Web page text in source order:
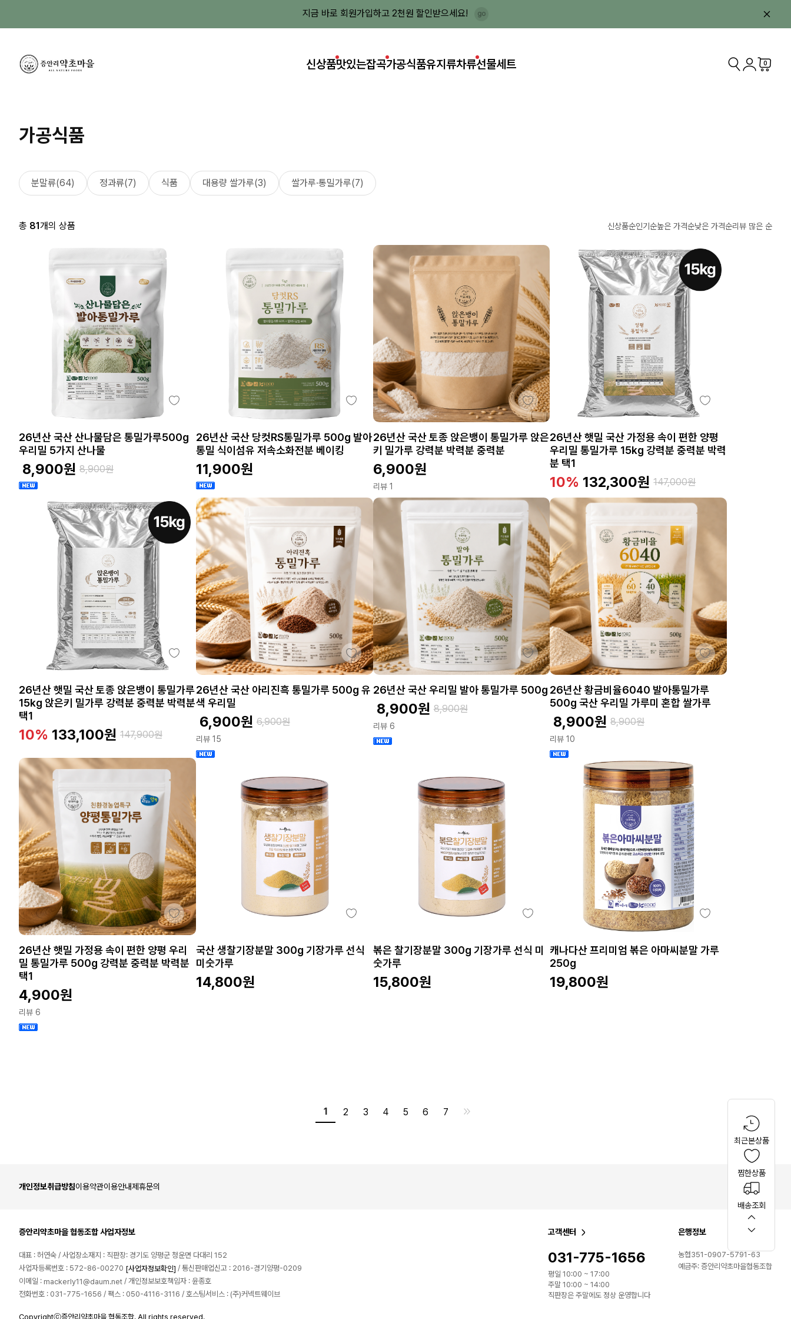
지금 바로 회원가입하고 2천원 할인받으세요!
신상품맛있는잡곡가공식품유지류차류선물세트 0
최근본상품
찜한상품
배송조회
가공식품
분말류(64) 정과류(7) 식품 대용량 쌀가루(3) 쌀가루·통밀가루(7)
총 81 개의 상품 신상품순인기순높은 가격순낮은 가격순리뷰 많은 순
26년산 국산 산나물담은 통밀가루500g
우리밀 5가지 산나물
8,900원 8,900원
26년산 국산 당컷RS통밀가루 500g 발아
통밀 식이섬유 저속소화전분 베이킹
11,900원
26년산 국산 토종 앉은뱅이 통밀가루 앉은
키 밀가루 강력분 박력분 중력분
6,900원
리뷰 1
26년산 햇밀 국산 가정용 속이 편한 양평
우리밀 통밀가루 15kg 강력분 중력분 박력
분 택1
10% 132,300원 147,000원
26년산 햇밀 국산 토종 앉은뱅이 통밀가루
15kg 앉은키 밀가루 강력분 중력분 박력분
택1
10% 133,100원 147,900원
26년산 국산 아리진흑 통밀가루 500g 유
색 우리밀
6,900원 6,900원
리뷰 15
26년산 국산 우리밀 발아 통밀가루 500g
8,900원 8,900원
리뷰 6
26년산 황금비율6040 발아통밀가루
500g 국산 우리밀 가루미 혼합 쌀가루
8,900원 8,900원
리뷰 10
26년산 햇밀 가정용 속이 편한 양평 우리
밀 통밀가루 500g 강력분 중력분 박력분
택1
4,900원
리뷰 6
국산 생찰기장분말 300g 기장가루 선식
미숫가루
14,800원
볶은 찰기장분말 300g 기장가루 선식 미
숫가루
15,800원
캐나다산 프리미엄 볶은 아마씨분말 가루
250g
19,800원
1 2 3 4 5 6 7
개인정보취급방침이용약관이용안내제휴문의
증안리약초마을 협동조합 사업자정보
대표 : 허연숙 / 사업장소재지 : 직판장: 경기도 양평군 청운면 다대리 152
사업자등록번호 : 572-86-00270 [사업자정보확인] / 통신판매업신고 : 2016-경기양평-0209
이메일 : mackerly11@daum.net / 개인정보보호책임자 : 윤종호
전화번호 : 031-775-1656 / 팩스 : 050-4116-3116 / 호스팅서비스 : (주)커넥트웨이브
Copyrightⓒ증안리약초마을 협동조합. All rights reserved.
고객센터
031-775-1656
평일 10:00 ~ 17:00
주말 10:00 ~ 14:00
직판장은 주말에도 정상 운영합니다
은행정보
농협351-0907-5791-63
예금주: 증안리약초마을협동조합